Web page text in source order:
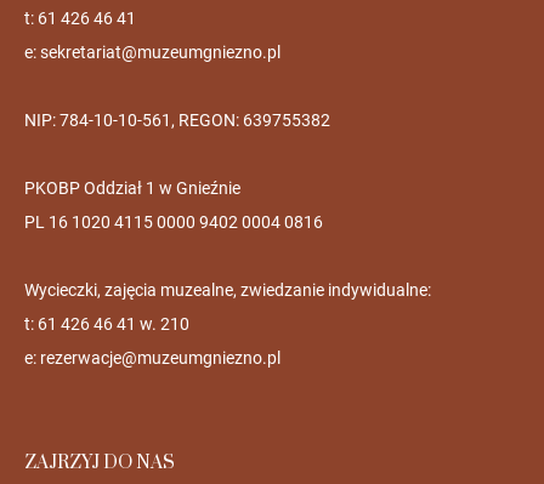
t: 61 426 46 41
e:sekretariat@muzeumgniezno.pl
NIP: 784-10-10-561, REGON: 639755382
PKOBP Oddział 1 w Gnieźnie
PL 16 1020 4115 0000 9402 0004 0816
Wycieczki, zajęcia muzealne, zwiedzanie indywidualne:
t: 61 426 46 41 w. 210
e: rezerwacje@muzeumgniezno.pl
ZAJRZYJ DO NAS